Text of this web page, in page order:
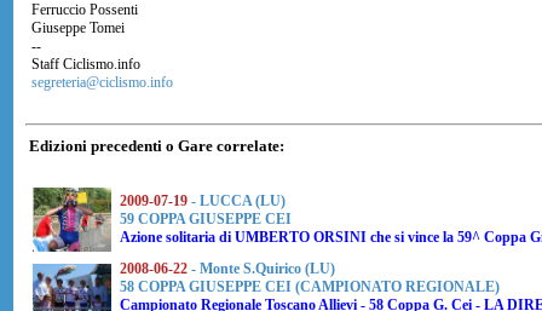
Ferruccio Possenti
Giuseppe Tomei
--
Staff Ciclismo.info
segreteria@ciclismo.info
Edizioni precedenti o Gare correlate:
2009-07-19 - LUCCA (LU)
59 COPPA GIUSEPPE CEI
Azione solitaria di UMBERTO ORSINI che si vince la 59^ Coppa
2008-06-22 - Monte S.Quirico (LU)
58 COPPA GIUSEPPE CEI (CAMPIONATO REGIONALE)
Campionato Regionale Toscano Allievi - 58 Coppa G. Cei - LA